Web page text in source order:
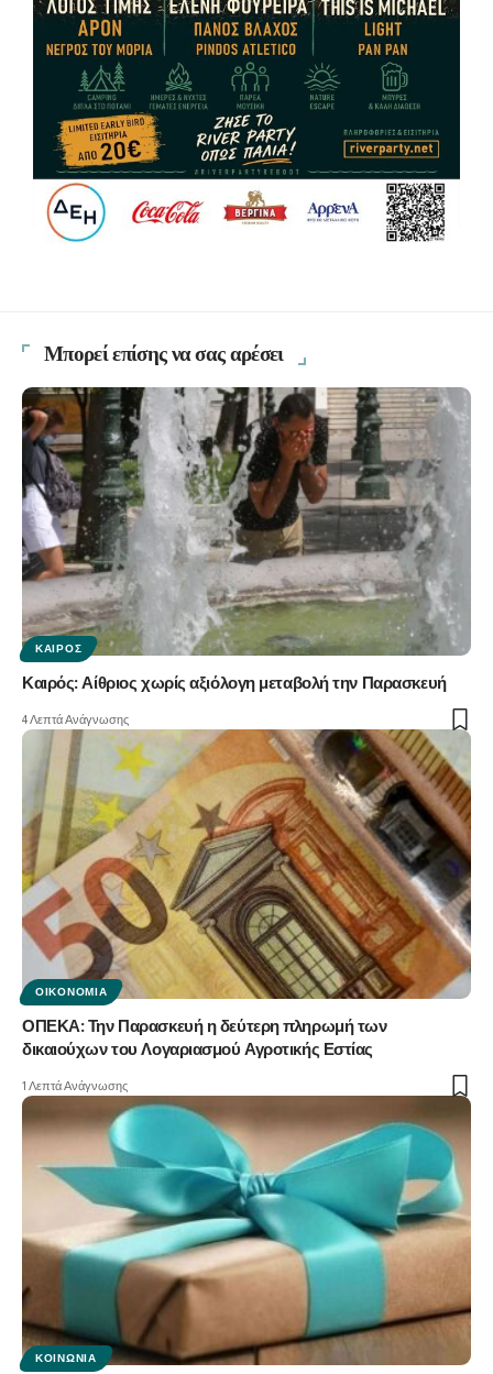
Μπορεί επίσης να σας αρέσει
ΚΑΙΡΌΣ
Καιρός: Αίθριος χωρίς αξιόλογη μεταβολή την Παρασκευή
4 Λεπτά Ανάγνωσης
ΟΙΚΟΝΟΜΊΑ
ΟΠΕΚΑ: Την Παρασκευή η δεύτερη πληρωμή των
δικαιούχων του Λογαριασμού Αγροτικής Εστίας
1 Λεπτά Ανάγνωσης
ΚΟΙΝΩΝΊΑ